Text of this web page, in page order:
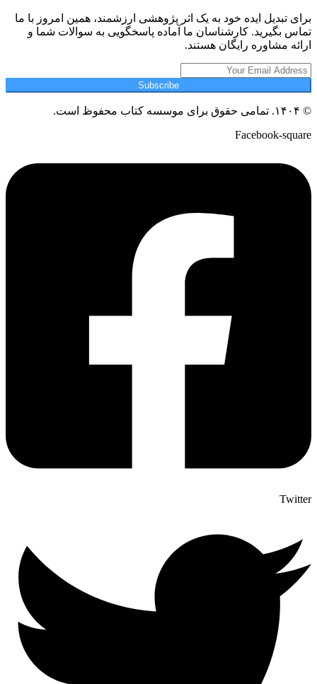
برای تبدیل ایده خود به یک اثر پژوهشی ارزشمند، همین امروز با ما
تماس بگیرید. کارشناسان ما آماده پاسخگویی به سوالات شما و
ارائه مشاوره رایگان هستند.
Subscribe
© ۱۴۰۴. تمامی حقوق برای موسسه کتاب محفوظ است.
Facebook-square
Twitter